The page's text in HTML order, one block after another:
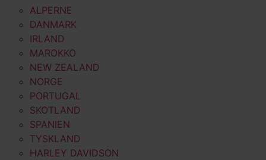
ALPERNE
DANMARK
IRLAND
MAROKKO
NEW ZEALAND
NORGE
PORTUGAL
SKOTLAND
SPANIEN
TYSKLAND
HARLEY DAVIDSON